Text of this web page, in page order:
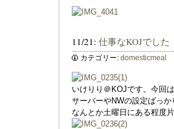
11/21: 仕事なKOJでした
カテゴリー: domesticmeal
いけりり＠KOJです。今回
サーバーやNWの設定ばっか
なんとか土曜日にある程度